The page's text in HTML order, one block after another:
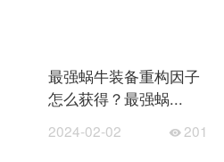
最强蜗牛装备重构因子
怎么获得？最强蜗...
2024-02-02 201